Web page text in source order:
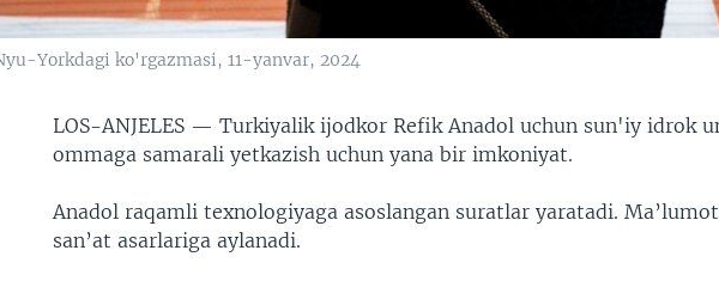
Yorkdagi ko'rgazmasi, 11-yanvar, 2024
LOS-ANJELES —Turkiyalik ijodkor Refik Anadol uchun sun'iy idrok
ommaga samarali yetkazish uchun yana bir imkoniyat.
Anadol raqamli texnologiyaga asoslangan suratlar yaratadi.
san’at asarlariga aylanadi.